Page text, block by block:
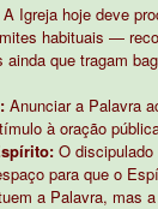
A Igreja hoje deve
habituais —
que tragam
Anunciar a Palavra
à oração
O
para que o
a Palavra, mas